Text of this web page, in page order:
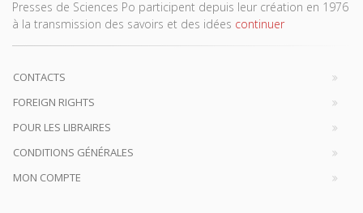
Presses de Sciences Po participent depuis leur création en 1976
à la transmission des savoirs et des idées continuer
CONTACTS
FOREIGN RIGHTS
POUR LES LIBRAIRES
CONDITIONS GÉNÉRALES
MON COMPTE